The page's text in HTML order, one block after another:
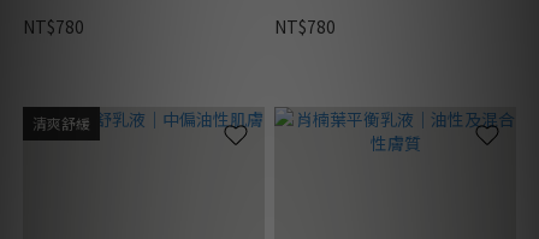
NT$780 NT$780
清爽舒緩